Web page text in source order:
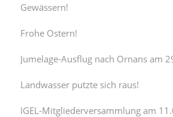
Gewässern!
Frohe Ostern!
Jumelage-Ausflug nach Ornans am
Landwasser putzte sich raus!
IGEL-Mitgliederversammlung am